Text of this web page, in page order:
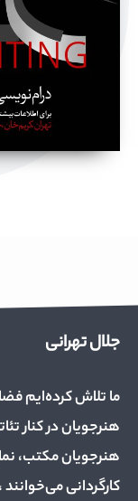
جلال تهرانی
ما تلاش کرده‌ایم
هنرجویان در کنار
هنرجویان مکتب،
کارگردانی